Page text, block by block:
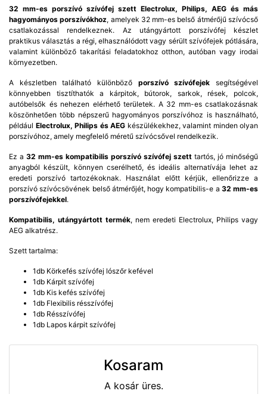
32 mm-es porszívó szívófej szett Electrolux, Philips, AEG és más
hagyományos porszívókhoz, amelyek 32 mm-es belső átmérőjű szívócső
csatlakozással rendelkeznek. Az utángyártott porszívófej készlet
praktikus választás a régi, elhasználódott vagy sérült szívófejek pótlására,
valamint különböző takarítási feladatokhoz otthon, autóban vagy irodai
környezetben.
A készletben található különböző porszívó szívófejek segítségével
könnyebben tisztíthatók a kárpitok, bútorok, sarkok, rések, polcok,
autóbelsők és nehezen elérhető területek. A 32 mm-es csatlakozásnak
köszönhetően több népszerű hagyományos porszívóhoz is használható,
például Electrolux, Philips és AEG készülékekhez, valamint minden olyan
porszívóhoz, amely megfelelő méretű szívócsővel rendelkezik.
Ez a 32 mm-es kompatibilis porszívó szívófej szett tartós, jó minőségű
anyagból készült, könnyen cserélhető, és ideális alternatívája lehet az
eredeti porszívó tartozékoknak. Használat előtt kérjük, ellenőrizze a
porszívó szívócsövének belső átmérőjét, hogy kompatibilis-e a 32 mm-es
porszívófejekkel.
Kompatibilis, utángyártott termék, nem eredeti Electrolux, Philips vagy
AEG alkatrész.
Szett tartalma:
1db Körkefés szívófej lószőr kefével
1db Kárpit szívófej
1db Kis kefés szívófej
1db Flexibilis résszívófej
1db Résszívófej
1db Lapos kárpit szívófej
Kosaram
A kosár üres.